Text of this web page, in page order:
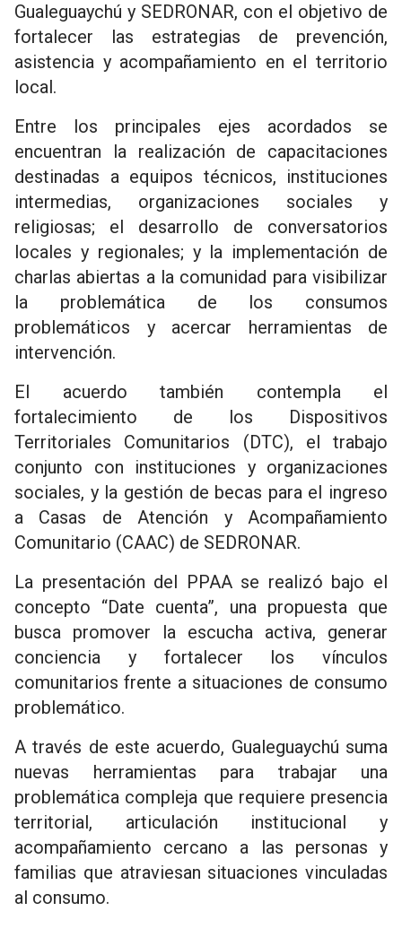
Gualeguaychú y SEDRONAR, con el objetivo de
fortalecer las estrategias de prevención,
asistencia y acompañamiento en el territorio
local.
Entre los principales ejes acordados se
encuentran la realización de capacitaciones
destinadas a equipos técnicos, instituciones
intermedias, organizaciones sociales y
religiosas; el desarrollo de conversatorios
locales y regionales; y la implementación de
charlas abiertas a la comunidad para visibilizar
la problemática de los consumos
problemáticos y acercar herramientas de
intervención.
El acuerdo también contempla el
fortalecimiento de los Dispositivos
Territoriales Comunitarios (DTC), el trabajo
conjunto con instituciones y organizaciones
sociales, y la gestión de becas para el ingreso
a Casas de Atención y Acompañamiento
Comunitario (CAAC) de SEDRONAR.
La presentación del PPAA se realizó bajo el
concepto “Date cuenta”, una propuesta que
busca promover la escucha activa, generar
conciencia y fortalecer los vínculos
comunitarios frente a situaciones de consumo
problemático.
A través de este acuerdo, Gualeguaychú suma
nuevas herramientas para trabajar una
problemática compleja que requiere presencia
territorial, articulación institucional y
acompañamiento cercano a las personas y
familias que atraviesan situaciones vinculadas
al consumo.